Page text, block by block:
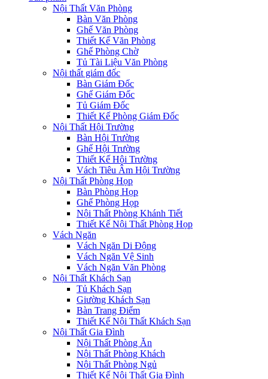
Nội Thất Văn Phòng
Bàn Văn Phòng
Ghế Văn Phòng
Thiết Kế Văn Phòng
Ghế Phòng Chờ
Tủ Tài Liệu Văn Phòng
Nội thất giám đốc
Bàn Giám Đốc
Ghế Giám Đốc
Tủ Giám Đốc
Thiết Kế Phòng Giám Đốc
Nội Thất Hội Trường
Bàn Hội Trường
Ghế Hội Trường
Thiết Kế Hội Trường
Vách Tiêu Âm Hội Trường
Nội Thất Phòng Họp
Bàn Phòng Họp
Ghế Phòng Họp
Nội Thất Phòng Khánh Tiết
Thiết Kế Nội Thất Phòng Họp
Vách Ngăn
Vách Ngăn Di Động
Vách Ngăn Vệ Sinh
Vách Ngăn Văn Phòng
Nội Thất Khách Sạn
Tủ Khách Sạn
Giường Khách Sạn
Bàn Trang Điểm
Thiết Kế Nội Thất Khách Sạn
Nội Thất Gia Đình
Nội Thất Phòng Ăn
Nội Thất Phòng Khách
Nội Thất Phòng Ngủ
Thiết Kế Nội Thất Gia Đình